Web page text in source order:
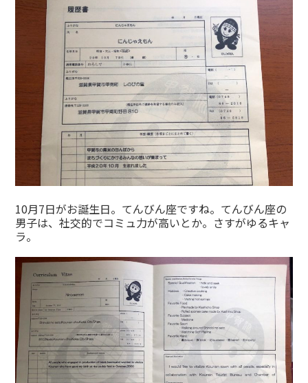
10月7日がお誕生日。てんびん座ですね。てんびん座の
男子は、社交的でコミュ力が高いとか。さすがゆるキャ
ラ。